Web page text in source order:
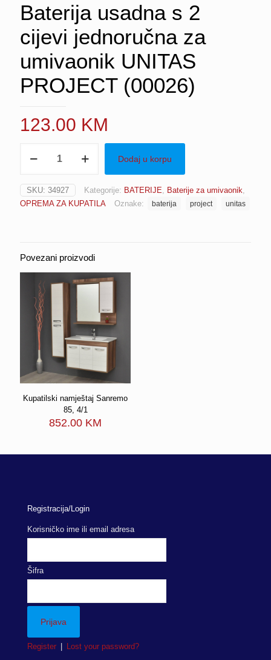
Baterija usadna s 2
cijevi jednoručna za
umivaonik UNITAS
PROJECT (00026)
123.00 KM
usadna
2
cijevi
jednoručna
PROJECT
(00026)
količina
Dodaj u korpu
SKU: 34927 Kategorije: BATERIJE, Baterije za umivaonik,
OPREMA ZA KUPATILA
Oznake: baterija project unitas
Povezani proizvodi
Kupatilski namještaj Sanremo
85, 4/1
852.00 KM
Registracija/Login
Korisničko ime ili email adresa
Šifra
Register Lost your password?